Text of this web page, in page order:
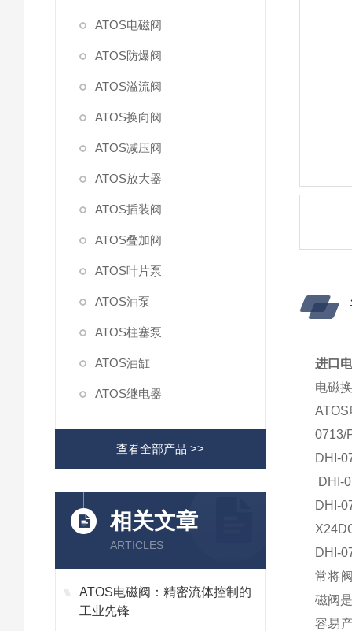
ATOS电磁阀
ATOS防爆阀
ATOS溢流阀
ATOS换向阀
ATOS减压阀
ATOS放大器
ATOS插装阀
ATOS叠加阀
ATOS叶片泵
ATOS油泵
ATOS柱塞泵
ATOS油缸
ATOS继电器
查看全部产品 >>
相关文章
ARTICLES
ATOS电磁阀：精密流体控制的
工业先锋
进口
电磁
DHI-
DHI-
DHI-
DHI-
常将
磁阀
容易